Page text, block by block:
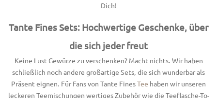
Dich!
Tante Fines Sets: Hochwertige Geschenke, über
die sich jeder freut
Keine Lust Gewürze zu verschenken? Macht nichts. Wir haben
schließlich noch andere großartige Sets, die sich wunderbar als
Präsent eignen. Für Fans von Tante FinesTee haben wir unseren
leckeren Teemischungen wertiges Zubehör wie die Teeflasche-To-